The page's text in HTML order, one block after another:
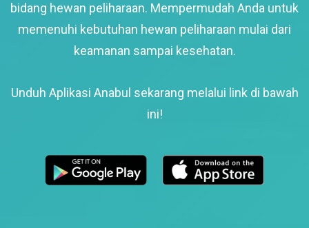
bidang hewan peliharaan. Mempermudah Anda untuk
memenuhi kebutuhan hewan peliharaan mulai dari
keamanan sampai kesehatan.
Unduh Aplikasi Anabul sekarang melalui link di bawah
ini!